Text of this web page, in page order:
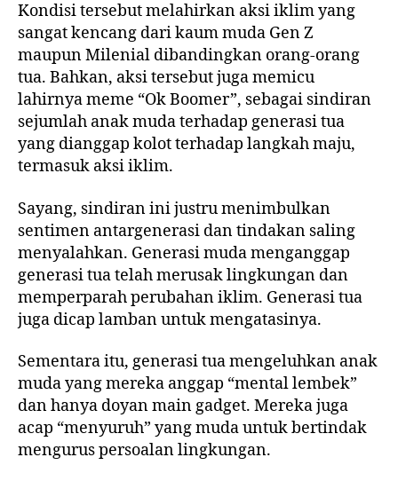
Kondisi tersebut melahirkan aksi iklim yang
sangat kencang dari kaum muda Gen Z
maupun Milenial dibandingkan orang-orang
tua. Bahkan, aksi tersebut juga memicu
lahirnya meme “Ok Boomer”, sebagai sindiran
sejumlah anak muda terhadap generasi tua
yang dianggap kolot terhadap langkah maju,
termasuk aksi iklim.
Sayang, sindiran ini justru menimbulkan
sentimen antargenerasi dan tindakan saling
menyalahkan. Generasi muda menganggap
generasi tua telah merusak lingkungan dan
memperparah perubahan iklim. Generasi tua
juga dicap lamban untuk mengatasinya.
Sementara itu, generasi tua mengeluhkan anak
muda yang mereka anggap “mental lembek”
dan hanya doyan main gadget. Mereka juga
acap “menyuruh” yang muda untuk bertindak
mengurus persoalan lingkungan.